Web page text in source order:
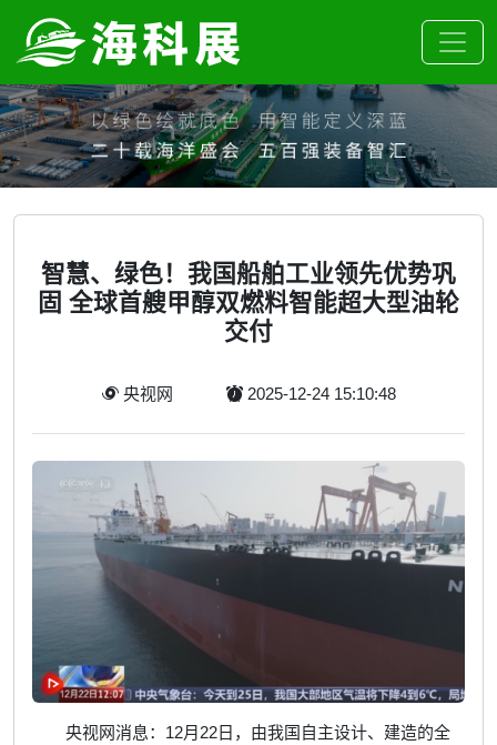
智慧、绿色！我国船舶工业领先优势巩
固 全球首艘甲醇双燃料智能超大型油轮
交付
央视网 2025-12-24 15:10:48
央视网消息：12月22日，由我国自主设计、建造的全